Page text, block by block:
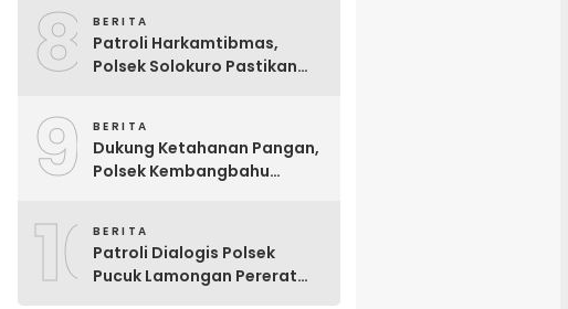
Jaga Nama Baik Organisasi
8 BERITA
Patroli Harkamtibmas,
Polsek Solokuro Pastikan
9 BERITA
Dukung Ketahanan Pangan,
Polsek Kembangbahu
10BERITA
Patroli Dialogis Polsek
Pucuk Lamongan Pererat